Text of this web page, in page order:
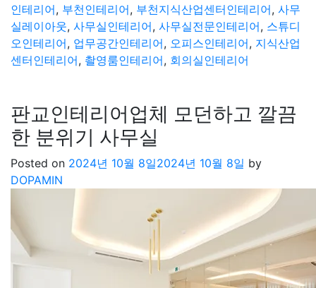
인테리어, 부천인테리어, 부천지식산업센터인테리어, 사무
실레이아웃, 사무실인테리어, 사무실전문인테리어, 스튜디
오인테리어, 업무공간인테리어, 오피스인테리어, 지식산업
센터인테리어, 촬영룸인테리어, 회의실인테리어
판교인테리어업체 모던하고 깔끔
한 분위기 사무실
Posted on 2024년 10월 8일2024년 10월 8일 by
DOPAMIN